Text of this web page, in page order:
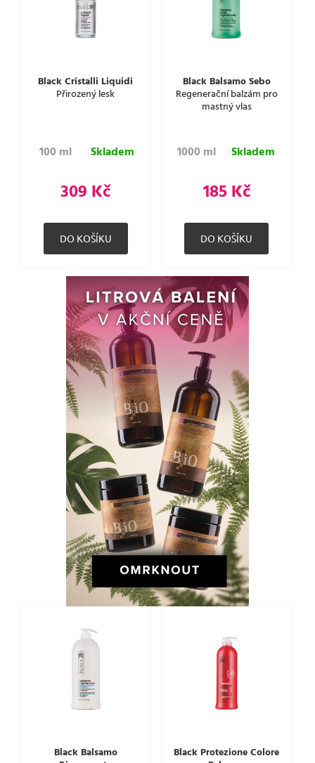
Black Cristalli Liquidi
Přirozený lesk
100 ml Skladem
309 Kč
Black Balsamo Sebo
Regenerační balzám pro
mastný vlas
1000 ml Skladem
185 Kč
Black Balsamo Black Protezione Colore